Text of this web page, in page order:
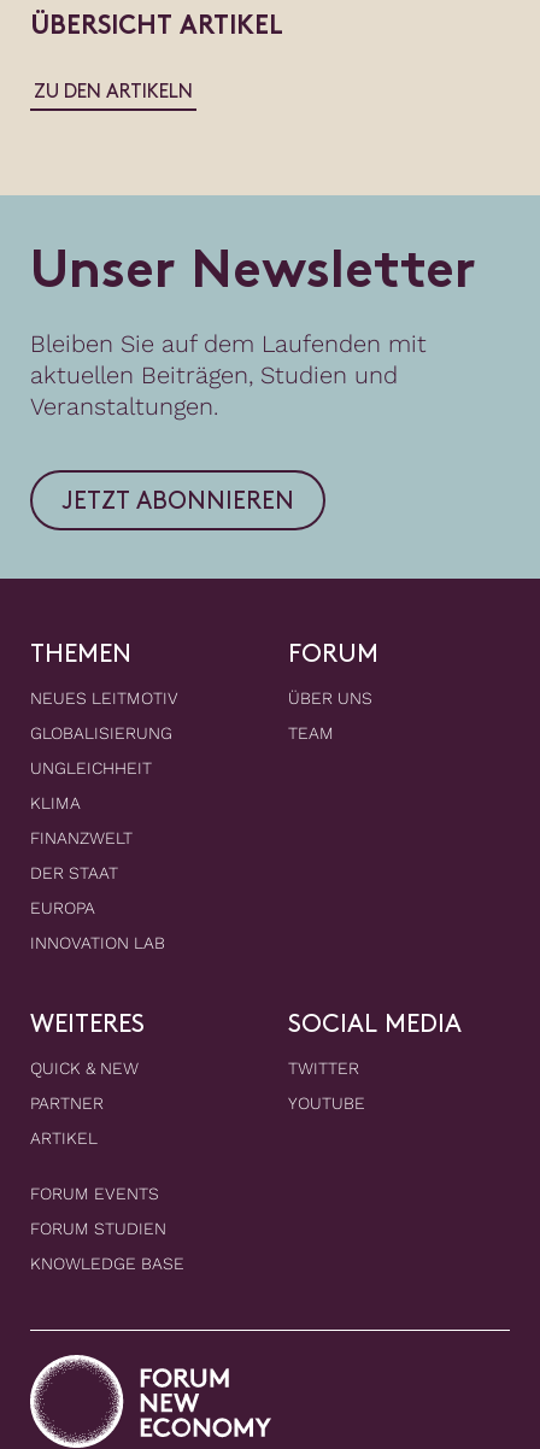
ÜBERSICHT ARTIKEL
ZU DEN ARTIKELN
Unser Newsletter
Bleiben Sie auf dem Laufenden mit
aktuellen Beiträgen, Studien und
Veranstaltungen.
JETZT ABONNIEREN
THEMEN
NEUES LEITMOTIV
GLOBALISIERUNG
UNGLEICHHEIT
KLIMA
FINANZWELT
DER STAAT
EUROPA
INNOVATION LAB
FORUM
ÜBER UNS
TEAM
WEITERES
QUICK & NEW
PARTNER
ARTIKEL
FORUM EVENTS
FORUM STUDIEN
KNOWLEDGE BASE
SOCIAL MEDIA
TWITTER
YOUTUBE